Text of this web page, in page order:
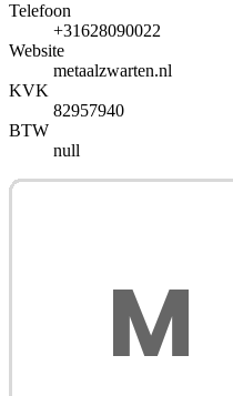
Telefoon
+31628090022
Website
metaalzwarten.nl
KVK
82957940
BTW
null